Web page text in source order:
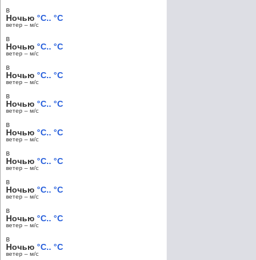
в
Ночью °C.. °C
ветер – м/c
в
Ночью °C.. °C
ветер – м/c
в
Ночью °C.. °C
ветер – м/c
в
Ночью °C.. °C
ветер – м/c
в
Ночью °C.. °C
ветер – м/c
в
Ночью °C.. °C
ветер – м/c
в
Ночью °C.. °C
ветер – м/c
в
Ночью °C.. °C
ветер – м/c
в
Ночью °C.. °C
ветер – м/c